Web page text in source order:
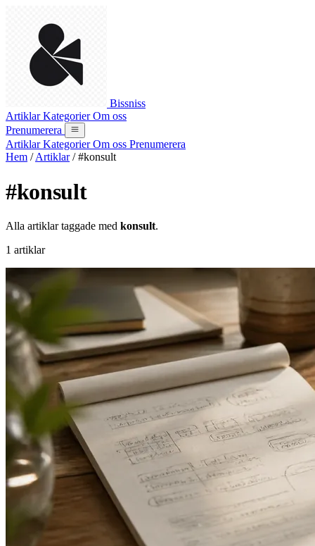
Bissniss
ArtiklarKategorierOm oss
Prenumerera
ArtiklarKategorierOm oss Prenumerera
Hem / Artiklar / #konsult
#konsult
Alla artiklar taggade med konsult.
1 artiklar